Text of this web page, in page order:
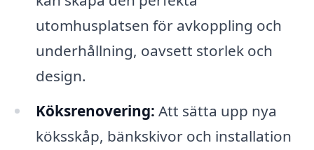
utomhusplatsen för avkoppling och
underhållning, oavsett storlek och
design.
Köksrenovering: Att sätta upp nya
köksskåp, bänkskivor och installation